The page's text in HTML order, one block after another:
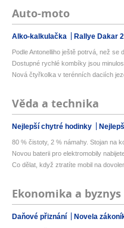
Auto-moto
Alko-kalkulačka Rallye Dakar
Podle Antonelliho ještě potrvá, než se
Dostupné rychlé kombíky jsou
Nová čtyřkolka v terénních daciích
Věda a technika
Nejlepší chytré hodinky
80 % čistoty, 2 % námahy. Stojan na
Novou baterii pro elektromobily
Co dělat, když ztratíte mobil na
Ekonomika a byznys
Daňové přiznání Novela